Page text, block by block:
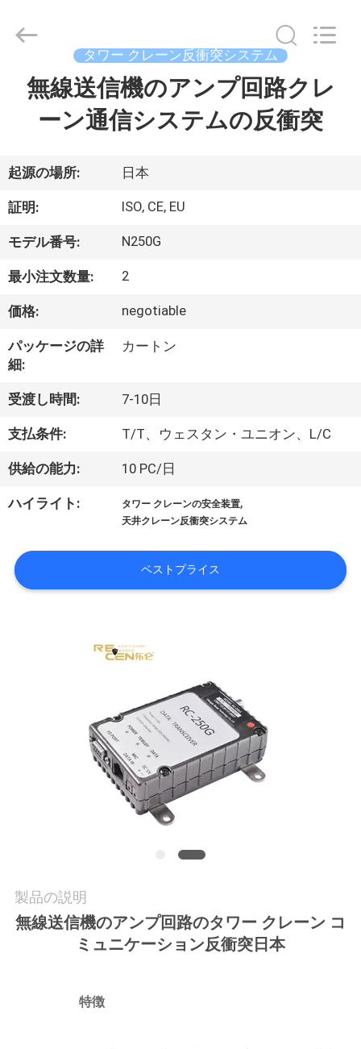
ロ
ダ
ク
ト
達
に
つ
い
工
場
達
に
supplier.
Copyright
Chengdu
Reserved.
タワー クレーン反衝突システム
無線送信機のアンプ回路クレ
ーン通信システムの反衝突
起源の場所: 日本
証明: ISO, CE, EU
モデル番号: N250G
最小注文数量: 2
価格: negotiable
パッケージの詳
細:
カートン
受渡し時間: 7-10日
支払条件: T/T、ウェスタン・ユニオン、L/C
供給の能力: 10 PC/日
ハイライト: タワー クレーンの安全装置,
天井クレーン反衝突システム
ベストプライス
製品の説明
無線送信機のアンプ回路のタワー クレーン コ
ミュニケーション反衝突日本
特徴